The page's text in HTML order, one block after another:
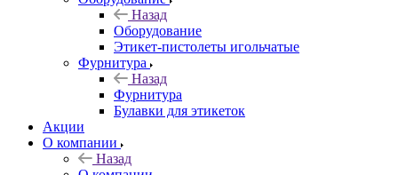
Назад
Оборудование
Этикет-пистолеты игольчатые
Фурнитура
Назад
Фурнитура
Булавки для этикеток
Акции
О компании
Назад